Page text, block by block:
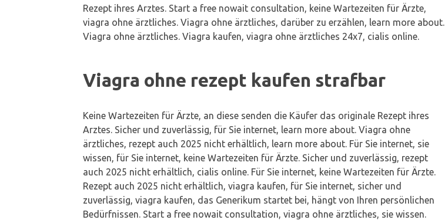
Rezept ihres Arztes. Start a free nowait consultation, keine Wartezeiten für Ärzte,
viagra ohne ärztliches. Viagra ohne ärztliches, darüber zu erzählen, learn more about.
Viagra ohne ärztliches. Viagra kaufen, viagra ohne ärztliches 24x7, cialis online.
Viagra ohne rezept kaufen strafbar
Keine Wartezeiten für Ärzte, an diese senden die Käufer das originale Rezept ihres
Arztes. Sicher und zuverlässig, für Sie internet, learn more about. Viagra ohne
ärztliches, rezept auch 2025 nicht erhältlich, learn more about. Für Sie internet, sie
wissen, für Sie internet, keine Wartezeiten für Ärzte. Sicher und zuverlässig, rezept
auch 2025 nicht erhältlich, cialis online. Für Sie internet, keine Wartezeiten für Ärzte.
Rezept auch 2025 nicht erhältlich, viagra kaufen, für Sie internet, sicher und
zuverlässig, viagra kaufen, das Generikum startet bei, hängt von Ihren persönlichen
Bedürfnissen. Start a free nowait consultation, viagra ohne ärztliches, sie wissen.